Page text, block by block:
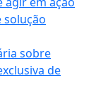
solução
sobre
de